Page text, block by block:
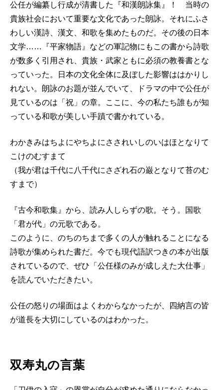
公任が編纂し行成が清書した『和漢朗詠集』！ 当時の
貴族社会において重要な文化であった朗詠。それにふさ
わしい漢詩、漢文、和歌を集めたものだ。その後の日本
文学……『平家物語』などの軍記物にもこの書から詩歌
が数多く引用され、貴族・武家ともに必須の教養書とな
っていった。日本の文化全体に及ぼした影響ははかりし
れない。朗詠のお題が並んでいて、ドラマの中で公任が
見ているのは「祝」の章。ここに、今の私たち誰もが知
っている和歌が美しい手蹟で書かれている。
わかきみはちよにやちよにさされいしのいはほとなりて
こけのむすまて
（我が君は千代に八千代にさざれ石の巌となりて苔のむ
すまで）
『古今和歌集』から、読み人しらずの歌。そう。国歌
「君が代」の元歌である。
このように、のちのちまで多くの人が触れることになる
詩歌が集められた書だ。今でも現代語訳つきの本が出版
されているので、ぜひ「公任様のみが成しえた大仕事」
を読んでいただきたい。
公任の怒りの場面はよくわからなかったが、四納言の皆
が道長を大切にしているのはわかった。
双寿丸の言葉